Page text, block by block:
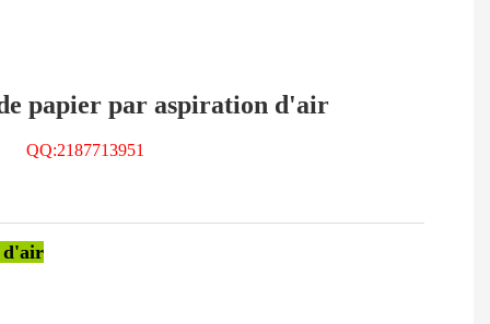
papier par aspiration d'air
d'air